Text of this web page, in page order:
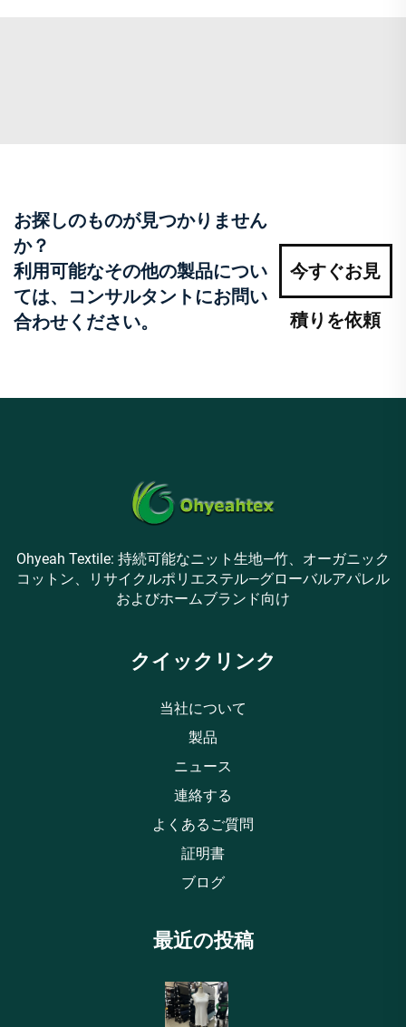
お探しのものが見つかりません
か？
利用可能なその他の製品につい
ては、コンサルタントにお問い
合わせください。
今すぐお見
積りを依頼
Ohyeah Textile: 持続可能なニット生地—竹、オーガニック
コットン、リサイクルポリエステル—グローバルアパレル
およびホームブランド向け
クイックリンク
当社について
製品
ニュース
連絡する
よくあるご質問
証明書
ブログ
最近の投稿